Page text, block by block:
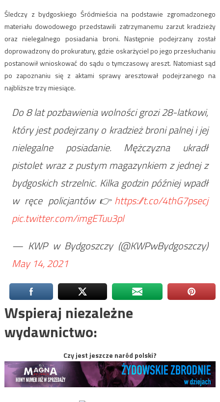
Śledczy z bydgoskiego Śródmieścia na podstawie zgromadzonego
materiału dowodowego przedstawili zatrzymanemu zarzut kradzieży
oraz nielegalnego posiadania broni. Następnie podejrzany został
doprowadzony do prokuratury, gdzie oskarżyciel po jego przesłuchaniu
postanowił wnioskować do sądu o tymczasowy areszt. Natomiast sąd
po zapoznaniu się z aktami sprawy aresztował podejrzanego na
najbliższe trzy miesiące.
Do 8 lat pozbawienia wolności grozi 28-latkowi,
który jest podejrzany o kradzież broni palnej i jej
nielegalne posiadanie. Mężczyzna ukradł
pistolet wraz z pustym magazynkiem z jednej z
bydgoskich strzelnic. Kilka godzin później wpadł
w ręce policjantów👉https://t.co/4thG7psecj
pic.twitter.com/imgETuu3pl
— KWP w Bydgoszczy (@KWPwBydgoszczy)
May 14, 2021
Wspieraj niezależne
wydawnictwo:
Czy jest jeszcze naród polski?